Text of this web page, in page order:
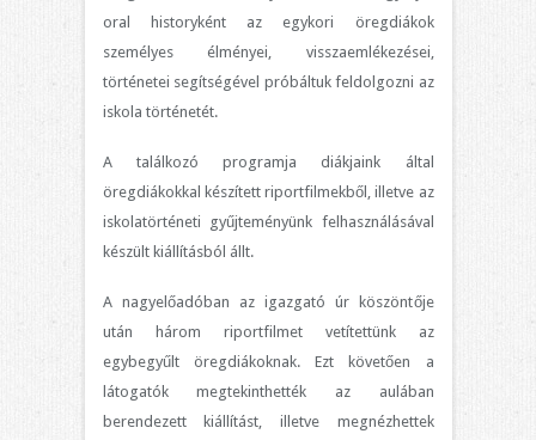
oral historyként az egykori öregdiákok
személyes élményei, visszaemlékezései,
történetei segítségével próbáltuk feldolgozni az
iskola történetét.
A találkozó programja diákjaink által
öregdiákokkal készített riportfilmekből, illetve az
iskolatörténeti gyűjteményünk felhasználásával
készült kiállításból állt.
A nagyelőadóban az igazgató úr köszöntője
után három riportfilmet vetítettünk az
egybegyűlt öregdiákoknak. Ezt követően a
látogatók megtekinthették az aulában
berendezett kiállítást, illetve megnézhettek